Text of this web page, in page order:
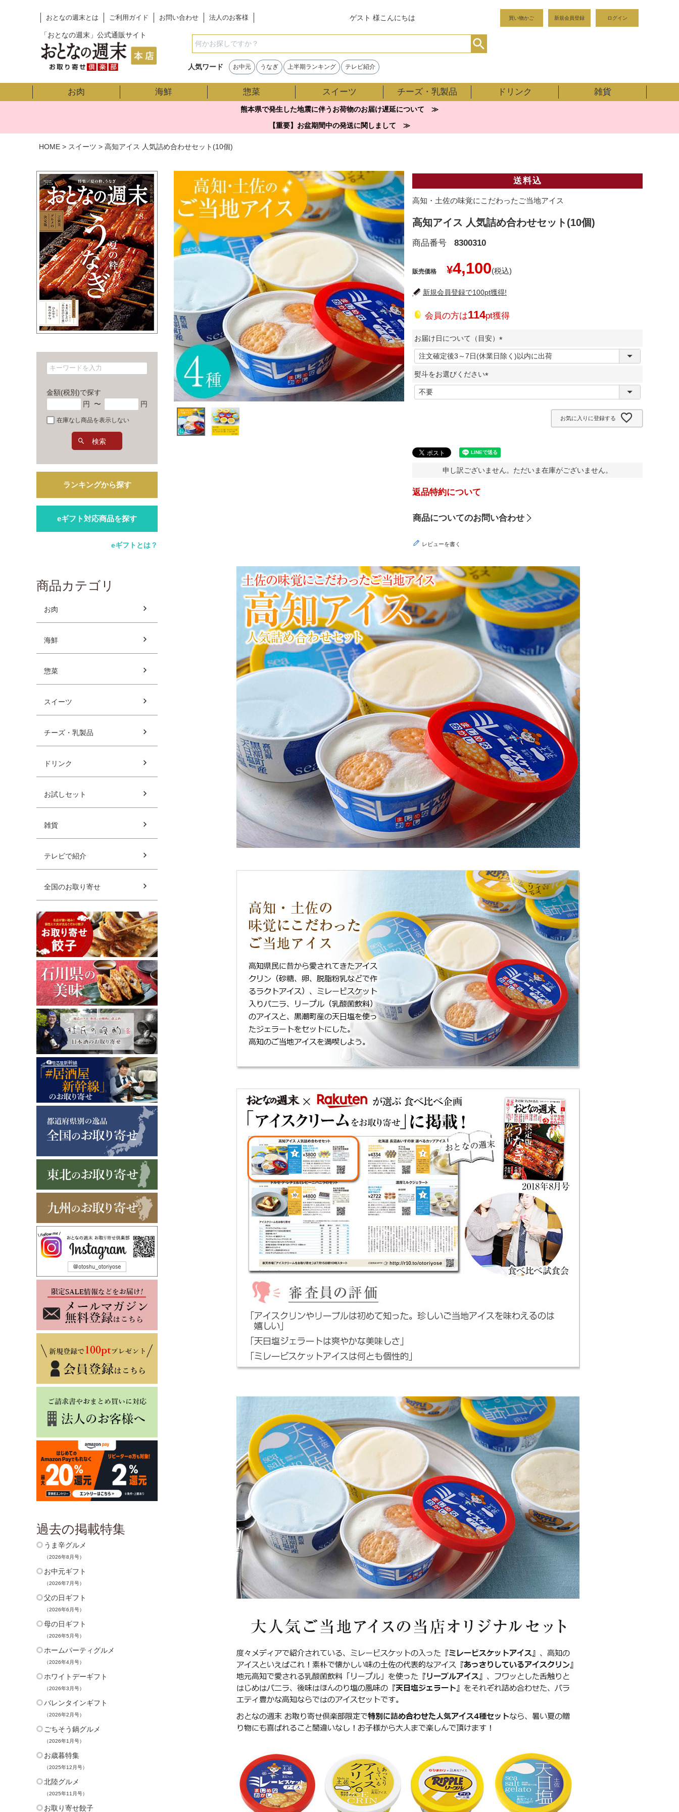
おとなの週末とは ご利用ガイド お問い合わせ 法人のお客様 ゲスト 様こんにちは
「おとなの週末」公式通販サイト
買い物かご 新規会員登録 ログイン
検索
人気ワード お中元 うなぎ 上半期ランキング テレビ紹介
お肉 海鮮 惣菜 スイーツ チーズ・乳製品 ドリンク 雑貨
熊本県で発生した地震に伴うお荷物のお届け遅延について ≫
【重要】お盆期間中の発送に関しまして ≫
HOME スイーツ 高知アイス 人気詰め合わせセット(10個)
金額(税別)で探す
円
〜 円
在庫なし商品を表示しない
検索
ランキングから探す
eギフト対応商品を探す
eギフトとは？
商品カテゴリ
お肉
海鮮
惣菜
スイーツ
チーズ・乳製品
ドリンク
お試しセット
雑貨
テレビで紹介
全国のお取り寄せ
過去の掲載特集
うま辛グルメ
（2026年8月号）
お中元ギフト
（2026年7月号）
父の日ギフト
（2026年6月号）
母の日ギフト
（2026年5月号）
ホームパーティグルメ
（2026年4月号）
ホワイトデーギフト
（2026年3月号）
バレンタインギフト
（2026年2月号）
ごちそう鍋グルメ
（2026年1月号）
お歳暮特集
（2025年12月号）
北陸グルメ
（2025年11月号）
お取り寄せ餃子
送料込
高知・土佐の味覚にこだわったご当地アイス
高知アイス 人気詰め合わせセット(10個)
商品番号 8300310
販売価格 ¥4,100
新規会員登録で100pt獲得!
会員の方は114pt獲得
お届け日について（目安）
(
必
)
熨斗をお選びください
必
お気に入りに登録する
申し訳ございません。ただいま在庫がございません。
返品特約について
商品についてのお問い合わせ
レビューを書く